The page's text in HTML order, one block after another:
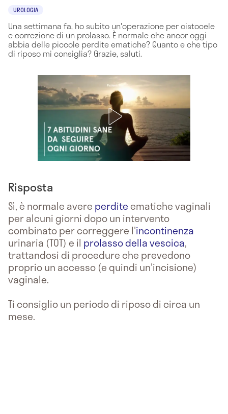
UROLOGIA
Una settimana fa, ho subito un'operazione per cistocele
e correzione di un prolasso. È normale che ancor oggi
abbia delle piccole perdite ematiche? Quanto e che tipo
di riposo mi consiglia? Grazie, saluti.
Risposta
Sì, è normale avere perditeematiche vaginali
per alcuni giorni dopo un intervento
combinato per correggere l'incontinenza
urinaria (TOT) e il prolasso della vescica,
trattandosi di procedure che prevedono
proprio un accesso (e quindi un'incisione)
vaginale.
Ti consiglio un periodo di riposo di circa un
mese.